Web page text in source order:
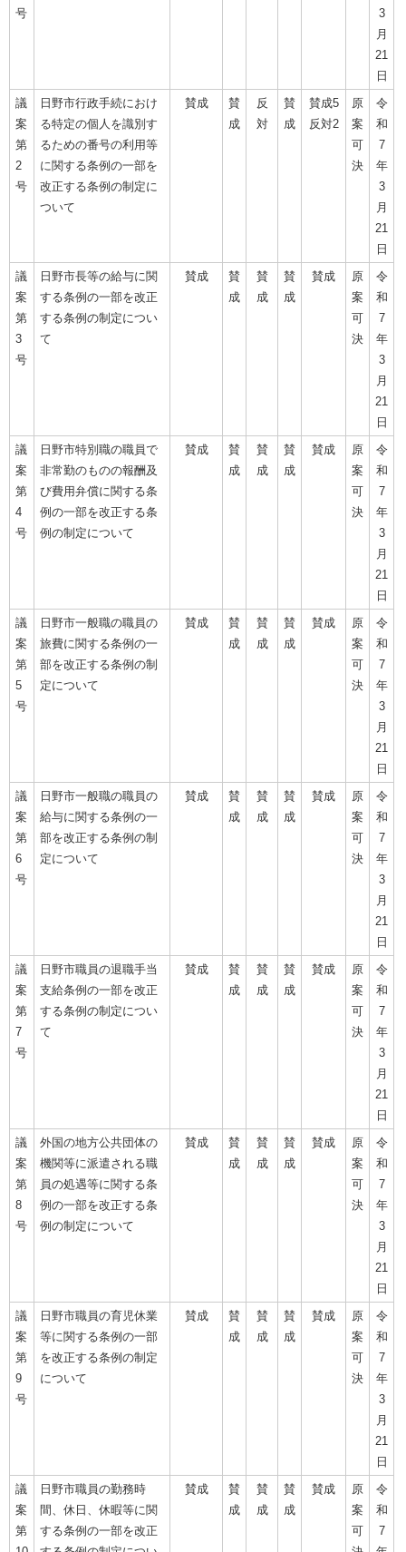
号
3
月
21
日
議
案
第
2
号
日野市行政手続におけ
る特定の個人を識別す
るための番号の利用等
に関する条例の一部を
改正する条例の制定に
ついて
賛成
賛
成
反
対
賛
成
賛成5
反対2
原
案
可
決
令
和
7
年
3
月
21
日
議
案
第
3
号
日野市長等の給与に関
する条例の一部を改正
する条例の制定につい
て
賛成
賛
成
賛
成
賛
成
賛成
原
案
可
決
令
和
7
年
3
月
21
日
議
案
第
4
号
日野市特別職の職員で
非常勤のものの報酬及
び費用弁償に関する条
例の一部を改正する条
例の制定について
賛成
賛
成
賛
成
賛
成
賛成
原
案
可
決
令
和
7
年
3
月
21
日
議
案
第
5
号
日野市一般職の職員の
旅費に関する条例の一
部を改正する条例の制
定について
賛成
賛
成
賛
成
賛
成
賛成
原
案
可
決
令
和
7
年
3
月
21
日
議
案
第
6
号
日野市一般職の職員の
給与に関する条例の一
部を改正する条例の制
定について
賛成
賛
成
賛
成
賛
成
賛成
原
案
可
決
令
和
7
年
3
月
21
日
議
案
第
7
号
日野市職員の退職手当
支給条例の一部を改正
する条例の制定につい
て
賛成
賛
成
賛
成
賛
成
賛成
原
案
可
決
令
和
7
年
3
月
21
日
議
案
第
8
号
外国の地方公共団体の
機関等に派遣される職
員の処遇等に関する条
例の一部を改正する条
例の制定について
賛成
賛
成
賛
成
賛
成
賛成
原
案
可
決
令
和
7
年
3
月
21
日
議
案
第
9
号
日野市職員の育児休業
等に関する条例の一部
を改正する条例の制定
について
賛成
賛
成
賛
成
賛
成
賛成
原
案
可
決
令
和
7
年
3
月
21
日
議
案
第
日野市職員の勤務時
間、休日、休暇等に関
する条例の一部を改正
賛成
賛
成
賛
成
賛
成
賛成
原
案
可
令
和
7